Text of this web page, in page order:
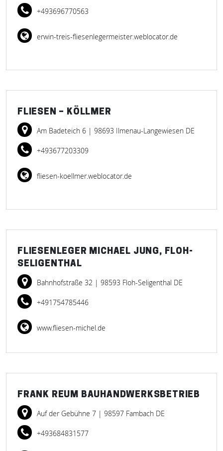
+493696770563
erwin-treis-fliesenlegermeister.weblocator.de
FLIESEN – KÖLLMER
Am Badeteich 6 | 98693 Ilmenau-Langewiesen DE
+493677203309
fliesen-koellmer.weblocator.de
FLIESENLEGER MICHAEL JUNG, FLOH-
SELIGENTHAL
Bahnhofstraße 32 | 98593 Floh-Seligenthal DE
+491754785446
www.fliesen-michel.de
FRANK REUM BAUHANDWERKSBETRIEB
Auf der Gebühne 7 | 98597 Fambach DE
+493684831577